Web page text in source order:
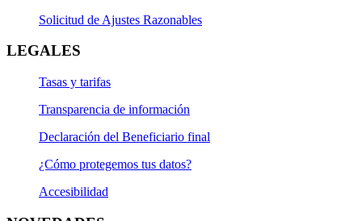
Solicitud de Ajustes Razonables
LEGALES
Tasas y tarifas
Transparencia de información
Declaración del Beneficiario final
¿Cómo protegemos tus datos?
Accesibilidad